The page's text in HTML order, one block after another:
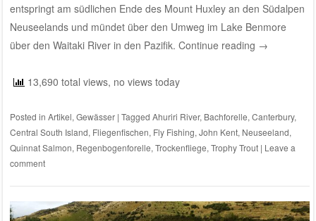
entspringt am südlichen Ende des Mount Huxley an den Südalpen
Neuseelands und mündet über den Umweg im Lake Benmore
über den Waitaki River in den Pazifik. Continue reading →
13,690 total views, no views today
Posted in Artikel, Gewässer | Tagged Ahuriri River, Bachforelle, Canterbury,
Central South Island, Fliegenfischen, Fly Fishing, John Kent, Neuseeland,
Quinnat Salmon, Regenbogenforelle, Trockenfliege, Trophy Trout | Leave a
comment